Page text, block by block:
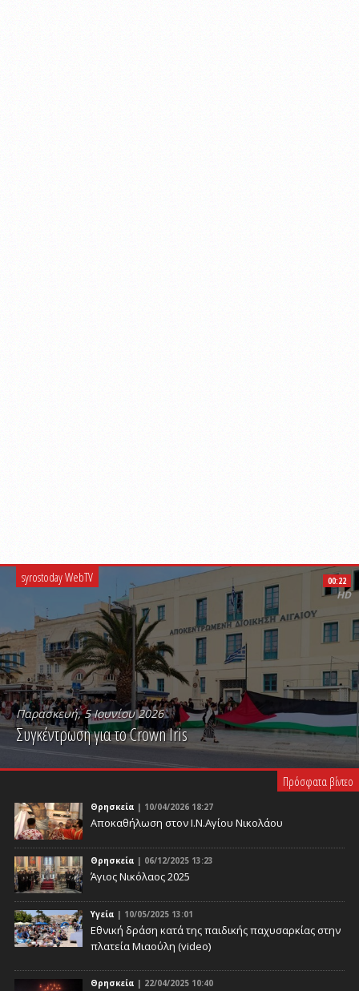
syrostoday WebTV
Παρασκευή, 5 Ιουνίου 2026
Συγκέντρωση για το Crown Iris
PLAY VIDEO
00:22
HD
Πρόσφατα βίντεο
Θρησκεία | 10/04/2026 18:27
Αποκαθήλωση στον Ι.Ν.Αγίου Νικολάου
Θρησκεία | 06/12/2025 13:23
Άγιος Νικόλαος 2025
Υγεία | 10/05/2025 13:01
Eθνική δράση κατά της παιδικής παχυσαρκίας στην
πλατεία Μιαούλη (video)
Θρησκεία | 22/04/2025 10:40